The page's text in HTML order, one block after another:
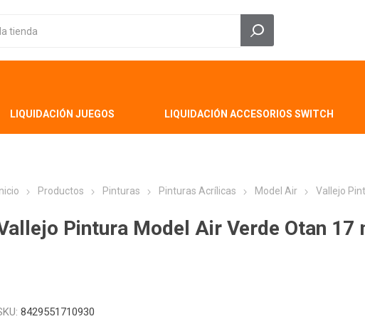
LIQUIDACIÓN JUEGOS LIQUIDACIÓN ACCESORIOS SWITCH
Inicio Productos Pinturas Pinturas Acrílicas Model Air Vallejo
Pintura Model Air Verde Otan 17
8429551710930